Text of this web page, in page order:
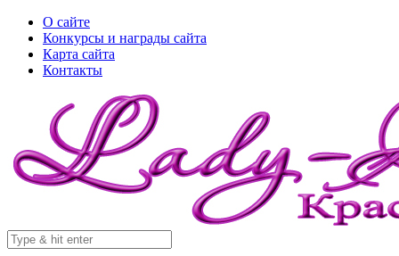
О сайте
Конкурсы и награды сайта
Карта сайта
Контакты